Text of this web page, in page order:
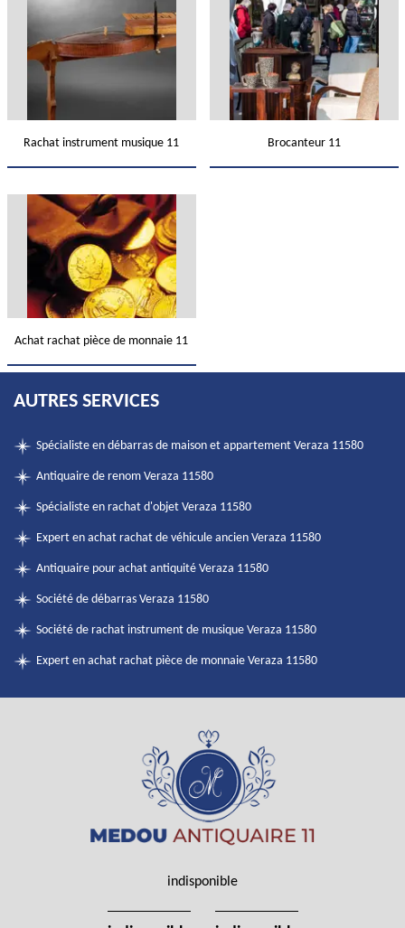
Rachat instrument musique 11 Brocanteur 11
Achat rachat pièce de monnaie 11
AUTRES SERVICES
Spécialiste en débarras de maison et appartement Veraza 11580
Antiquaire de renom Veraza 11580
Spécialiste en rachat d'objet Veraza 11580
Expert en achat rachat de véhicule ancien Veraza 11580
Antiquaire pour achat antiquité Veraza 11580
Société de débarras Veraza 11580
Société de rachat instrument de musique Veraza 11580
Expert en achat rachat pièce de monnaie Veraza 11580
indisponible